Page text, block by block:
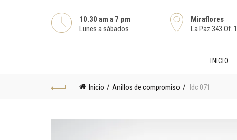
10.30 am a 7 pm
Lunes a sábados
Miraflores
La Paz 343 Of. 1
INICIO
Inicio Anillos de compromiso ldc 071